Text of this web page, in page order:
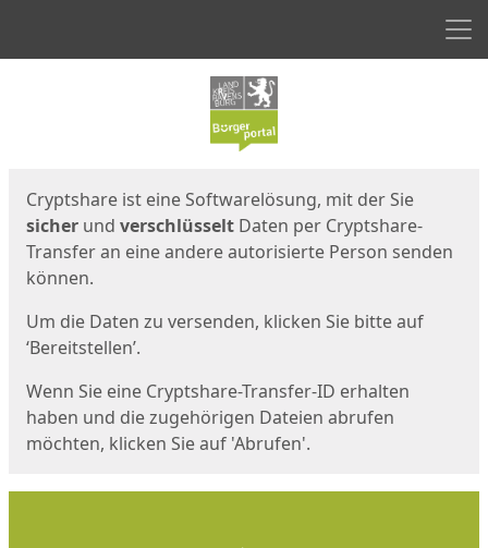
Cryptshare ist eine Softwarelösung, mit der Sie
sicher und verschlüsselt Daten per Cryptshare-
Transfer an eine andere autorisierte Person senden
können.
Um die Daten zu versenden, klicken Sie bitte auf
‘Bereitstellen’.
Wenn Sie eine Cryptshare-Transfer-ID erhalten
haben und die zugehörigen Dateien abrufen
möchten, klicken Sie auf 'Abrufen'.